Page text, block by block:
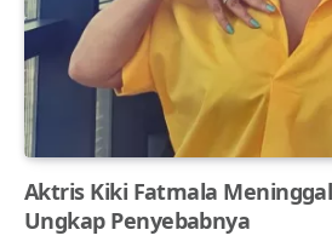
Aktris Kiki Fatmala
Ungkap Penyebabnya